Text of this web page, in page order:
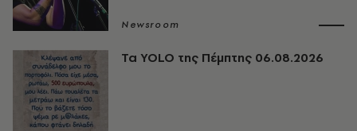
Newsroom
Τα YOLO της Πέμπτης 06.08.2026